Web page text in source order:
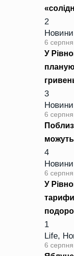
2
Новини
6
У
3
Новини
6
4
Новини
6
У
1
Life,
6